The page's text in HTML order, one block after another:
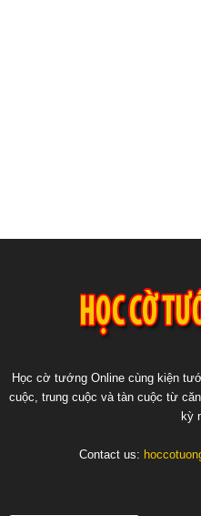
Học cờ tướng Online cùng kiện
cuộc, trung cuộc và tàn cuộc từ
kỳ
Contact us: